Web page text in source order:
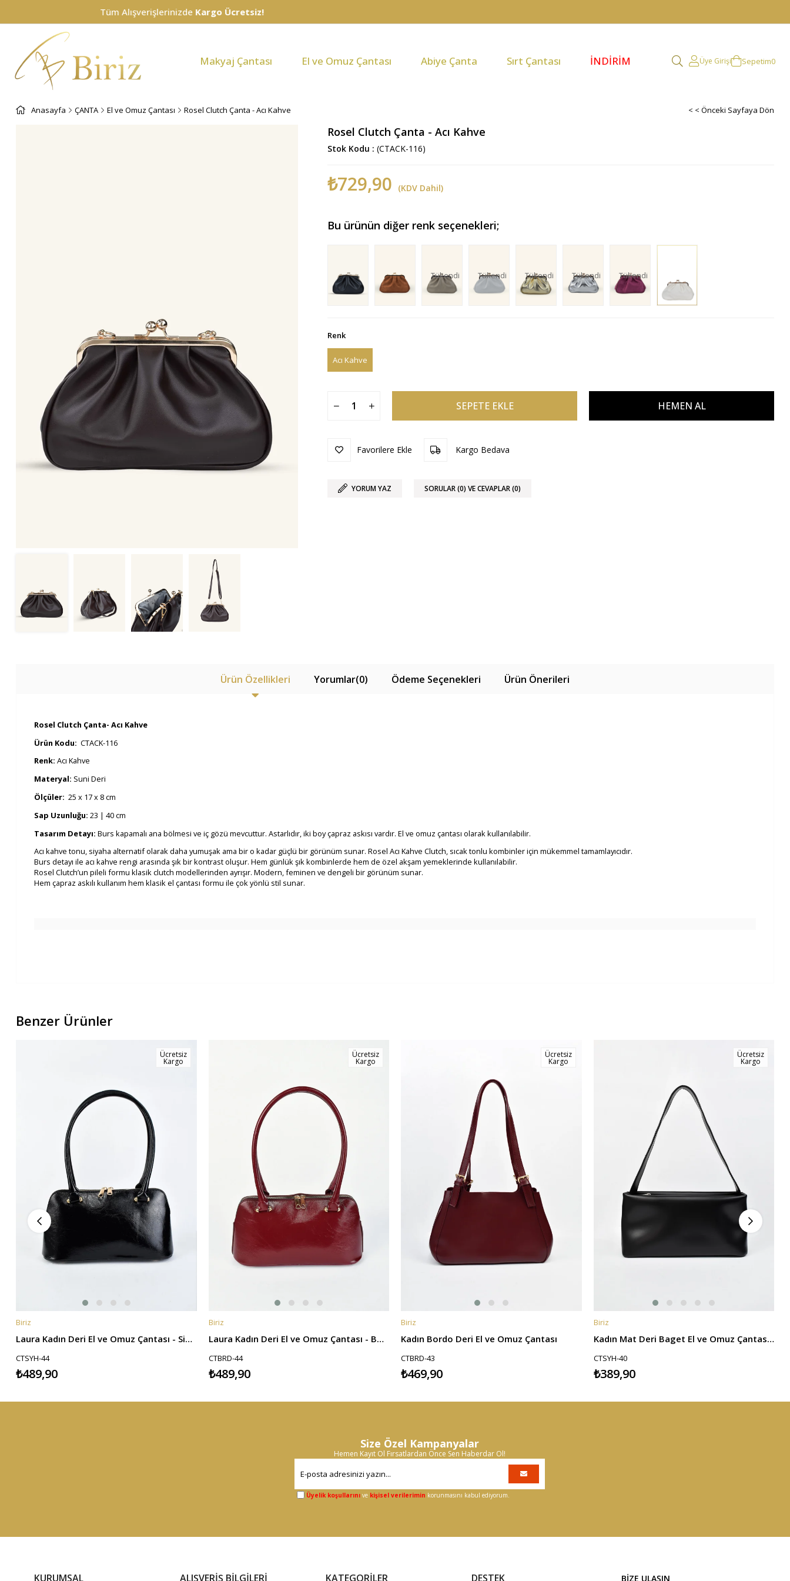
Makyaj Çantası El ve Omuz Çantası Abiye Çanta Sırt Çantası İNDİRİM Üye Girişi Sepetim0
Anasayfa ÇANTA El ve Omuz Çantası Rosel Clutch Çanta - Acı Kahve < < Önceki Sayfaya Dön
Rosel Clutch Çanta - Acı Kahve
Stok Kodu (CTACK-116)
₺729,90 (KDV Dahil)
Bu ürünün diğer renk seçenekleri;
Tükendi Tükendi Tükendi Tükendi Tükendi
Renk
Acı Kahve
Favorilere Ekle Kargo Bedava
YORUM YAZ SORULAR (0) VE CEVAPLAR (0)
Ürün Özellikleri Yorumlar(0) Ödeme Seçenekleri Ürün Önerileri
Rosel Clutch Çanta- Acı Kahve
Ürün Kodu: CTACK-116
Renk: Acı Kahve
Materyal: Suni Deri
Ölçüler: 25 x 17 x 8 cm
Sap Uzunluğu: 23 | 40 cm
Tasarım Detayı: Burs kapamalı ana bölmesi ve iç gözü mevcuttur. Astarlıdır, iki boy çapraz askısı vardır. El ve omuz çantası olarak kullanılabilir.
Acı kahve tonu, siyaha alternatif olarak daha yumuşak ama bir o kadar güçlü bir görünüm sunar. Rosel Acı Kahve Clutch, sıcak tonlu kombinler için mükemmel tamamlayıcıdır.
Burs detayı ile acı kahve rengi arasında şık bir kontrast oluşur. Hem günlük şık kombinlerde hem de özel akşam yemeklerinde kullanılabilir.
Rosel Clutch’un pileli formu klasik clutch modellerinden ayrışır. Modern, feminen ve dengeli bir görünüm sunar.
Hem çapraz askılı kullanım hem klasik el çantası formu ile çok yönlü stil sunar.
Benzer Ürünler
SEPETE EKLE
Ücretsiz
Kargo
Biriz
Laura Kadın Deri El ve Omuz Çantası - Siyah
CTSYH-44
₺489,90
SEPETE EKLE
Ücretsiz
Kargo
Biriz
Laura Kadın Deri El ve Omuz Çantası - Bordo
CTBRD-44
₺489,90
SEPETE EKLE
Ücretsiz
Kargo
Biriz
Kadın Bordo Deri El ve Omuz Çantası
CTBRD-43
₺469,90
SEPETE EKLE
Ücretsiz
Kargo
Biriz
Kadın Mat Deri Baget El ve Omuz Çantası - Siyah
CTSYH-40
₺389,90
Size Özel Kampanyalar
Hemen Kayıt Ol Fırsatlardan Önce Sen Haberdar Ol!
Üyelik koşullarınıve kişisel verilerimin korunmasını kabul ediyorum.
KURUMSAL ALIŞVERİŞ BİLGİLERİ KATEGORİLER DESTEK BİZE ULAŞIN
Tüm AlışverişlerinizdeKargo Ücretsiz!